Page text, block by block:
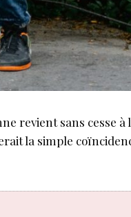
revient sans cesse à
la simple